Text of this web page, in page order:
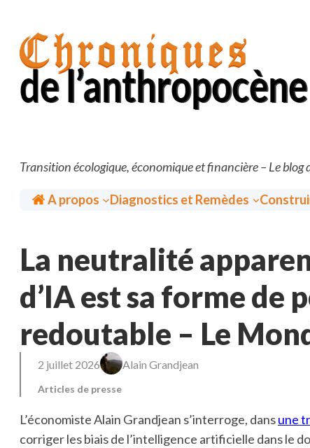
contenu
Transition écologique, économique et financière – Le blog
Accueil
A propos Diagnostics et Remèdes
La neutralité
d’IA est sa forme de
redoutable – Le
2 juillet 2026 Alain Grandjean
Articles de presse
L’économiste Alain Grandjean s’interroge, dansune
corriger les biais de l’intelligence artificielle dans le